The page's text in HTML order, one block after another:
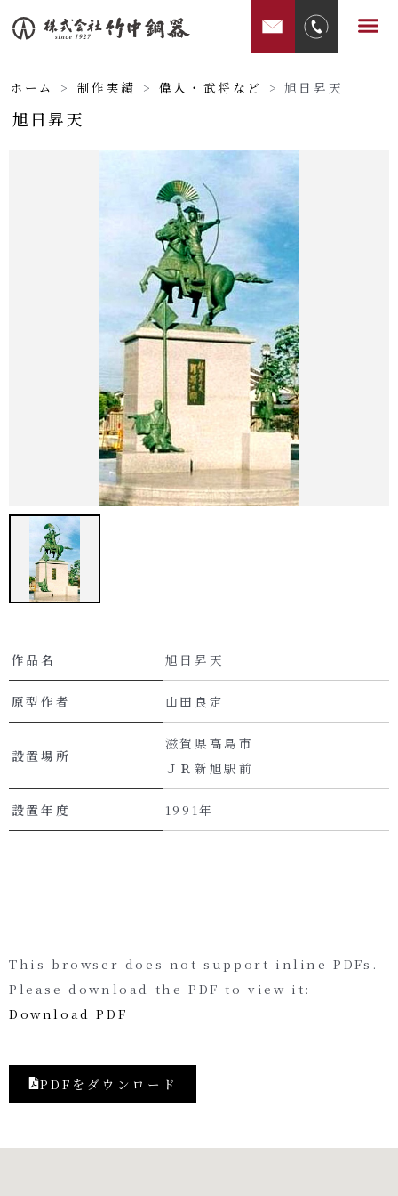
容
ス
キ
メ
ホーム > 制作実績 > 偉人・武将など > 旭日昇天
旭日昇天
作品名 旭日昇天
原型作者 山田良定
設置場所
滋賀県高島市
ＪＲ新旭駅前
設置年度 1991年
This browser does not support inline PDFs.
Please download the PDF to view it:
Download PDF
PDFをダウンロード